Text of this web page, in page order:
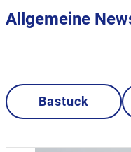
Allgemeine
Bastuck